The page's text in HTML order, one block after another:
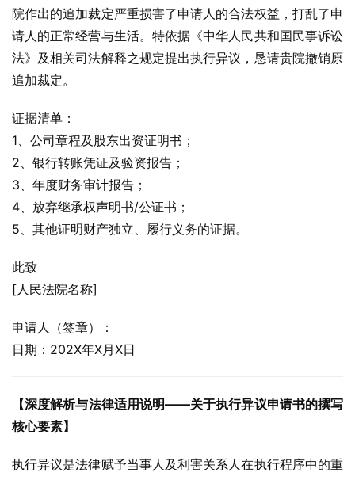
院作出的追加裁定严重损害了申请人的合法权益，打乱了申
请人的正常经营与生活。特依据《中华人民共和国民事诉讼
法》及相关司法解释之规定提出执行异议，恳请贵院撤销原
追加裁定。
证据清单：
1、公司章程及股东出资证明书；
2、银行转账凭证及验资报告；
3、年度财务审计报告；
4、放弃继承权声明书/公证书；
5、其他证明财产独立、履行义务的证据。
此致
[人民法院名称]
申请人（签章）：
日期：202X年X月X日
【深度解析与法律适用说明——关于执行异议申请书的撰写
核心要素】
执行异议是法律赋予当事人及利害关系人在执行程序中的重